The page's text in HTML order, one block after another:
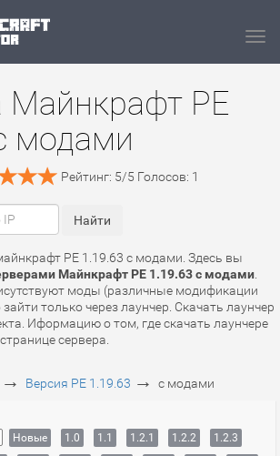
Майнкрафт PE
модами
Рейтинг: 5/5 Голосов: 1
PE 1.19.63 с модами. Здесь вы
Майнкрафт PE 1.19.63 с модами
моды (различные модификации
только через лаунчер. Скачать лаунчер
Иформацию о том, где скачать лаунчере
сервера.
→ Версия PE 1.19.63 → с модами
Новые 1.0 1.1 1.2.1 1.2.2
1.2.3